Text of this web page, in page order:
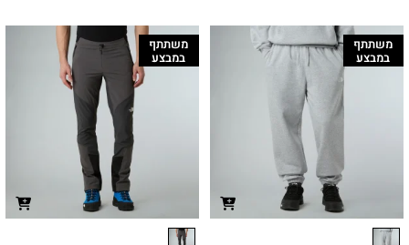
משתתף
במבצע
משתתף
במבצע